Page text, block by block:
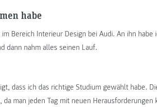
habe
Bereich Interieur Design bei Audi. An ihn habe
dann nahm alles seinen Lauf.
dass ich das richtige Studium gewählt habe.
man jeden Tag mit neuen